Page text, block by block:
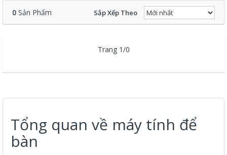
0 Sản Phẩm Sắp Xếp Theo
Trang 1/0
Tổng quan về máy tính để
bàn